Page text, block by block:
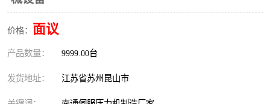
价格： 面议
产品数量： 9999.00台
发货地址： 江苏省苏州昆山市